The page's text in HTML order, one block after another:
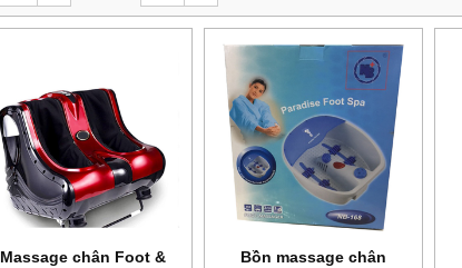
Massage chân Foot &
Bồn massage chân